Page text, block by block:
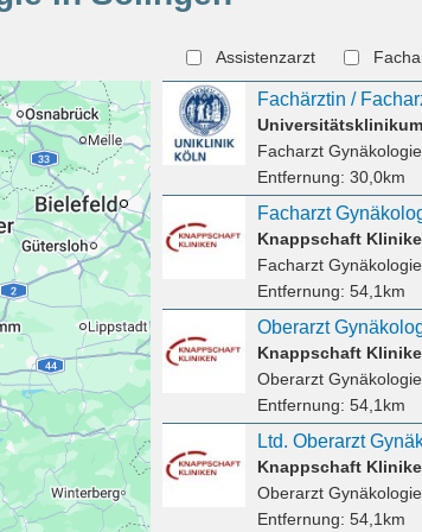
Assistenzarzt
Facharzt Gynäkologie
Entfernung: 30,0km
Facharzt
Knappschaft
Facharzt Gynäkologie
Entfernung: 54,1km
Oberarzt
Knappschaft
Oberarzt Gynäkologie
Entfernung: 54,1km
Knappschaft
Oberarzt Gynäkologie
Entfernung: 54,1km